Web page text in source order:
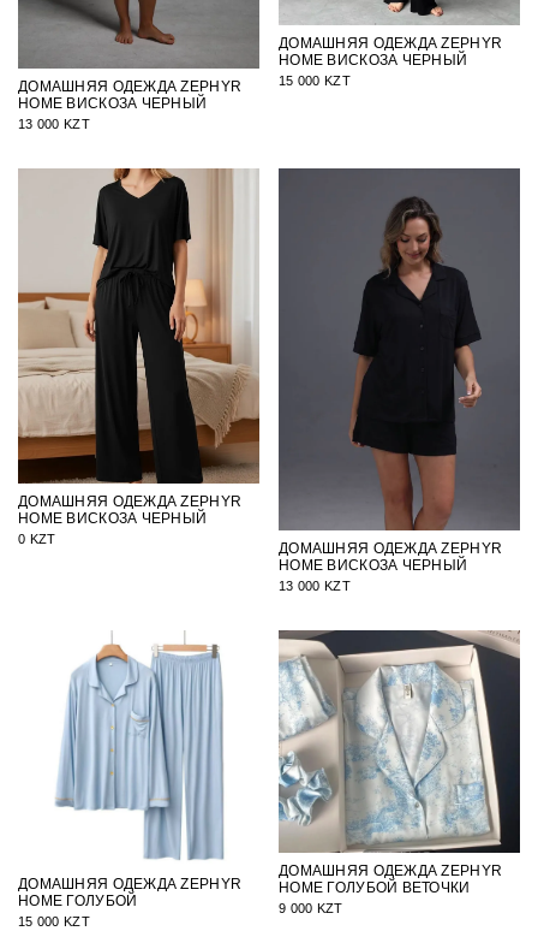
ДОМАШНЯЯ ОДЕЖДА ZEPHYR
HOME ВИСКОЗА ЧЕРНЫЙ
13 000 KZT
ДОМАШНЯЯ ОДЕЖДА ZEPHYR
HOME ВИСКОЗА ЧЕРНЫЙ
15 000 KZT
ДОМАШНЯЯ ОДЕЖДА ZEPHYR
HOME ВИСКОЗА ЧЕРНЫЙ
0 KZT
ДОМАШНЯЯ ОДЕЖДА ZEPHYR
HOME ВИСКОЗА ЧЕРНЫЙ
13 000 KZT
ДОМАШНЯЯ ОДЕЖДА ZEPHYR
HOME ГОЛУБОЙ
15 000 KZT
ДОМАШНЯЯ ОДЕЖДА ZEPHYR
HOME ГОЛУБОЙ ВЕТОЧКИ
9 000 KZT